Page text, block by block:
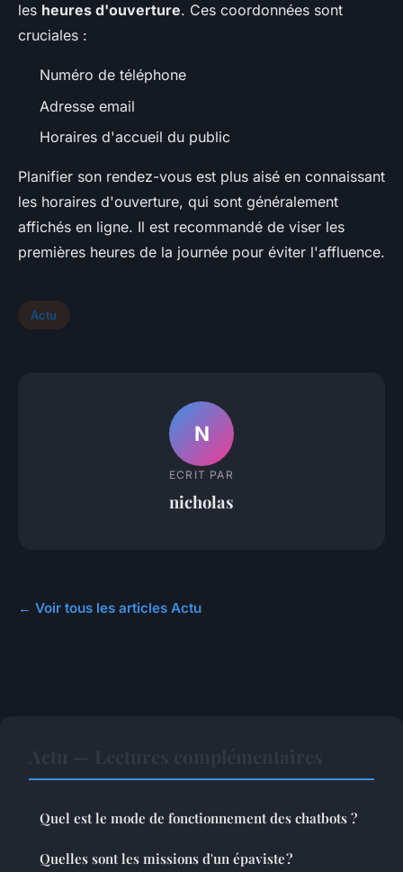
les heures d'ouverture. Ces coordonnées sont
cruciales :
Numéro de téléphone
Adresse email
Horaires d'accueil du public
Planifier son rendez-vous est plus aisé en connaissant
les horaires d'ouverture, qui sont généralement
affichés en ligne. Il est recommandé de viser les
premières heures de la journée pour éviter l'affluence.
Actu
N
ECRIT PAR
nicholas
← Voir tous les articles Actu
Quel est le mode de fonctionnement des chatbots ?
Quelles sont les missions d'un épaviste ?